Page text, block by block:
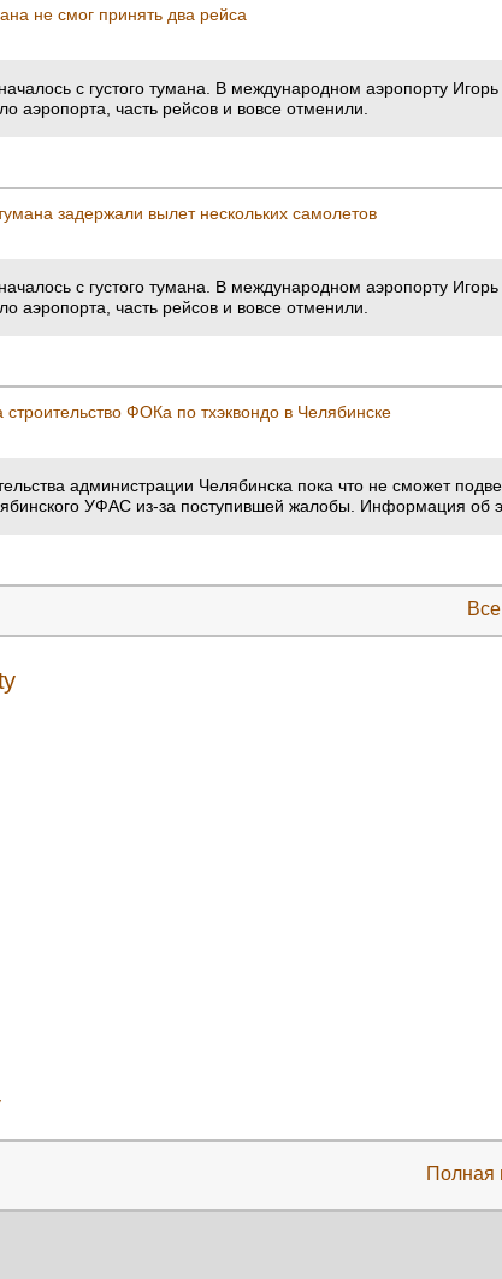
не смог принять два рейса
с густого тумана. В международном аэропорту
аэропорта, часть рейсов и вовсе отменили.
задержали вылет нескольких самолетов
с густого тумана. В международном аэропорту
аэропорта, часть рейсов и вовсе отменили.
ФОКа по тхэквондо в Челябинске
администрации Челябинска пока что не сможет
УФАС из-за поступившей жалобы. Информация об
Полная